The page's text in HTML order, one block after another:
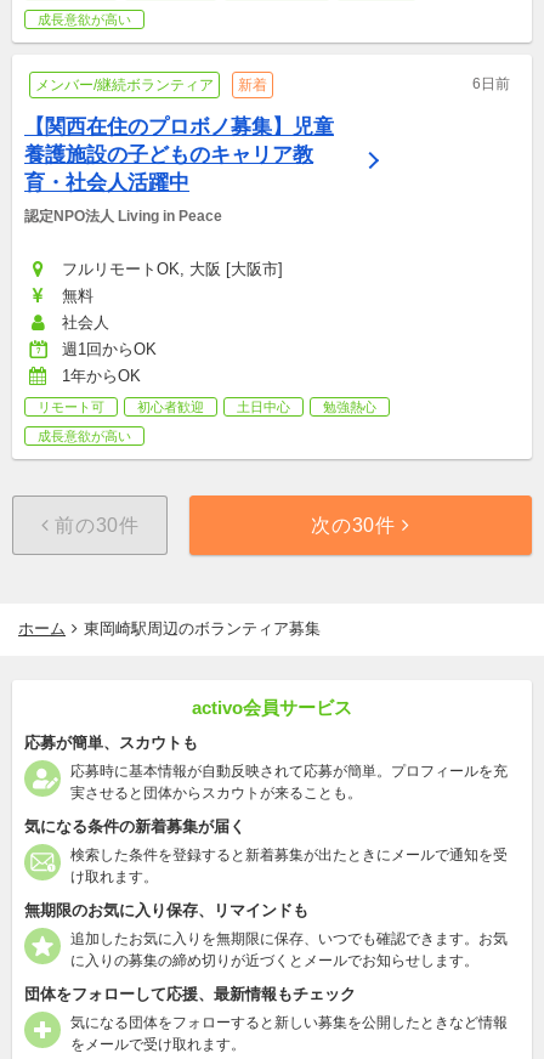
成長意欲が高い
メンバー/継続ボランティア 新着 6日前
【関西在住のプロボノ募集】児童
養護施設の子どものキャリア教
育・社会人活躍中
認定NPO法人 Living in Peace
フルリモートOK, 大阪 [大阪市]
無料
社会人
週1回からOK
1年からOK
リモート可 初心者歓迎 土日中心
勉強熱心
成長意欲が高い
前の30件 次の30件
ホーム 東岡崎駅周辺のボランティア募集
activo会員サービス
応募が簡単、スカウトも
応募時に基本情報が自動反映されて応募が簡単。プロフィールを充
実させると団体からスカウトが来ることも。
気になる条件の新着募集が届く
検索した条件を登録すると新着募集が出たときにメールで通知を受
け取れます。
無期限のお気に入り保存、リマインドも
追加したお気に入りを無期限に保存、いつでも確認できます。お気
に入りの募集の締め切りが近づくとメールでお知らせします。
団体をフォローして応援、最新情報もチェック
気になる団体をフォローすると新しい募集を公開したときなど情報
をメールで受け取れます。